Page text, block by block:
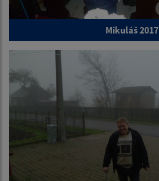
Mikuláš 2017